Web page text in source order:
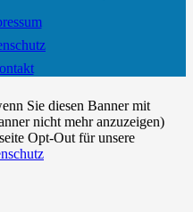
Sie diesen Banner mit
nicht mehr anzuzeigen)
Opt-Out für unsere